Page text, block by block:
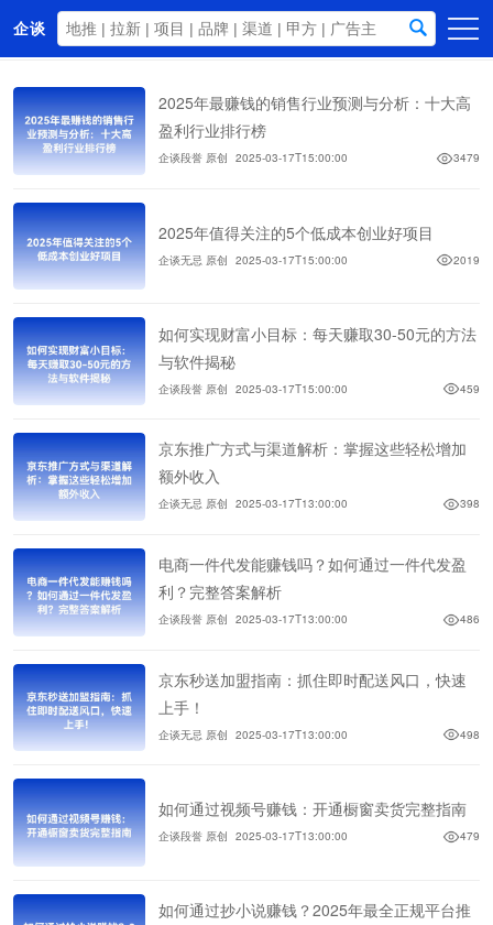
企谈
商务资源
资讯动态
关于我们
2025年最赚钱的销售行业预测与分析：十大高
盈利行业排行榜
企谈段誉 原创 2025-03-17T15:00:00 3479
2025年值得关注的5个低成本创业好项目
企谈无忌 原创 2025-03-17T15:00:00 2019
如何实现财富小目标：每天赚取30-50元的方法
与软件揭秘
企谈段誉 原创 2025-03-17T15:00:00 459
京东推广方式与渠道解析：掌握这些轻松增加
额外收入
企谈无忌 原创 2025-03-17T13:00:00 398
电商一件代发能赚钱吗？如何通过一件代发盈
利？完整答案解析
企谈段誉 原创 2025-03-17T13:00:00 486
京东秒送加盟指南：抓住即时配送风口，快速
上手！
企谈无忌 原创 2025-03-17T13:00:00 498
如何通过视频号赚钱：开通橱窗卖货完整指南
企谈段誉 原创 2025-03-17T13:00:00 479
如何通过抄小说赚钱？2025年最全正规平台推